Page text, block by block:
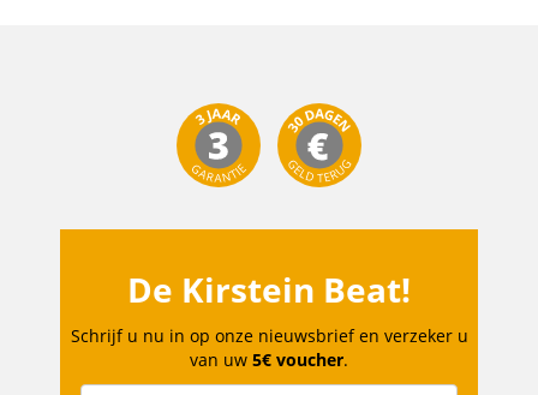
De Kirstein Beat!
Schrijf u nu in op onze nieuwsbrief en verzeker u
van uw 5€ voucher.